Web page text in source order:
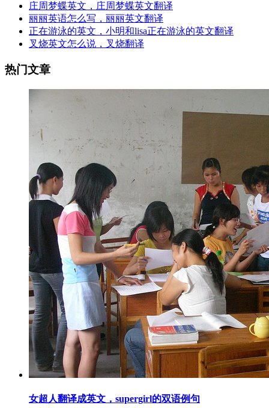
庄周梦蝶英文，庄周梦蝶英文翻译
丽丽英语怎么写，丽丽英文翻译
正在游泳的英文，小明和lisa正在游泳的英文翻译
叉烧英文怎么说，叉烧翻译
热门文章
女超人翻译成英文，supergirl的双语例句